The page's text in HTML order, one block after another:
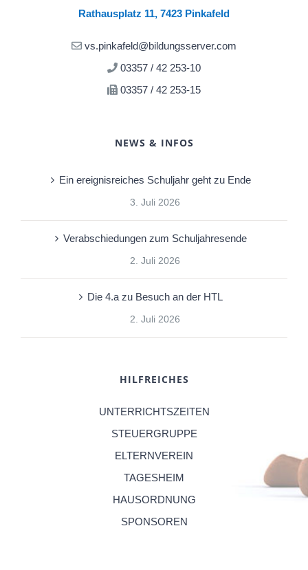
Rathausplatz 11, 7423 Pinkafeld
vs.pinkafeld@bildungsserver.com
03357 / 42 253-10
03357 / 42 253-15
NEWS & INFOS
Ein ereignisreiches Schuljahr geht zu Ende
3. Juli 2026
Verabschiedungen zum Schuljahresende
2. Juli 2026
Die 4.a zu Besuch an der HTL
2. Juli 2026
HILFREICHES
UNTERRICHTSZEITEN
STEUERGRUPPE
ELTERNVEREIN
TAGESHEIM
HAUSORDNUNG
SPONSOREN